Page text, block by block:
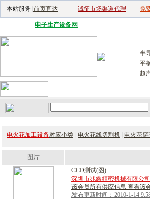
本站服务 | 首页直达 诚征市场渠道代理 免
电子生产设备网
半
平
超
电火花加工设备对应小类 电火花线切割机 电火花穿
图片
CCD测试(图)
深圳市兆鑫精密机械有限公司
该会员所有供应信息 查看该
发布更新时间：2010-1-14